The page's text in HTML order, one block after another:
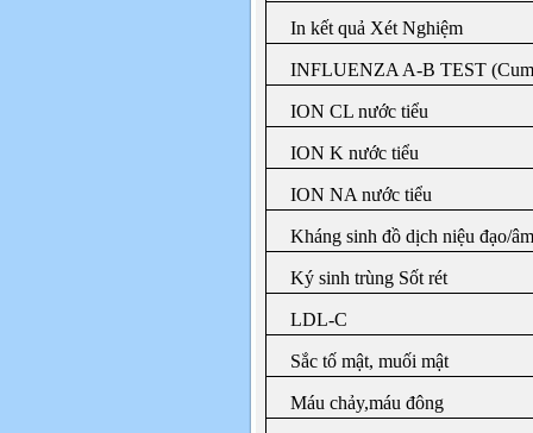
In kết quả Xét Nghiệm
INFLUENZA A-B TEST
ION CL nước tiểu
ION K nước tiểu
ION NA nước tiểu
Kháng sinh đồ dịch niệu đạo/
Ký sinh trùng Sốt rét
LDL-C
Sắc tố mật, muối mật
Máu chảy,máu đông